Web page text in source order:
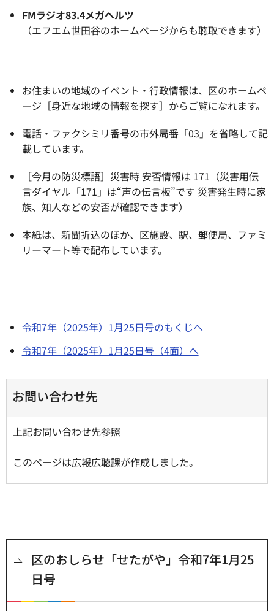
FMラジオ83.4メガヘルツ
（エフエム世田谷のホームページからも聴取できます）
お住まいの地域のイベント・行政情報は、区のホームペ
ージ［身近な地域の情報を探す］からご覧になれます。
電話・ファクシミリ番号の市外局番「03」を省略して記
載しています。
［今月の防災標語］災害時 安否情報は 171（災害用伝
言ダイヤル「171」は“声の伝言板”です 災害発生時に家
族、知人などの安否が確認できます）
本紙は、新聞折込のほか、区施設、駅、郵便局、ファミ
リーマート等で配布しています。
令和7年（2025年）1月25日号のもくじへ
令和7年（2025年）1月25日号（4面）へ
お問い合わせ先
上記お問い合わせ先参照
このページは広報広聴課が作成しました。
区のおしらせ「せたがや」令和7年1月25
日号